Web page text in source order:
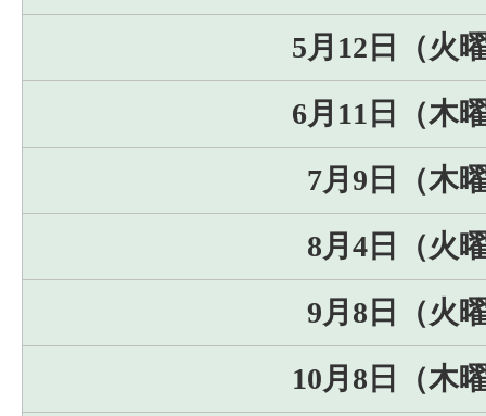
5月12日（火
6月11日（木
7月9日（木
8月4日（火
9月8日（火
10月8日（木